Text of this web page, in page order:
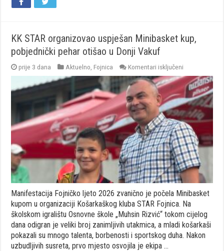
KK STAR organizovao uspješan Minibasket kup,
pobjednički pehar otišao u Donji Vakuf
prije 3 dana Aktuelno Fojnica Komentari isključeni
KK
STAR
organizovao
uspješan
Minibasket
kup,
pobjednički
pehar
otišao
u
Donji
Vakuf
Manifestacija Fojničko ljeto 2026 zvanično je počela Minibasket
kupom u organizaciji Košarkaškog kluba STAR Fojnica. Na
školskom igralištu Osnovne škole „Muhsin Rizvić“ tokom cijelog
dana odigran je veliki broj zanimljivih utakmica, a mladi košarkaši
pokazali su mnogo talenta, borbenosti i sportskog duha. Nakon
uzbudljivih susreta, prvo mjesto osvojila je ekipa …